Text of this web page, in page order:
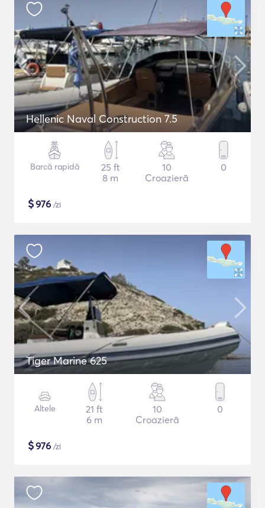
Hellenic Naval Construction 7.5
Barcă rapidă
25 ft
8 m
10
Croazieră
0
$976 /zi
Tiger Marine 625
Altele
21 ft
6 m
10
Croazieră
0
$976 /zi